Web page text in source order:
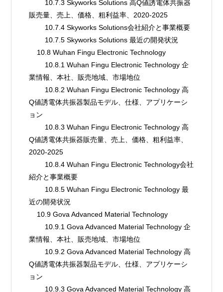
販売量、売上、価格、粗利益率、2020-2025
        10.7.4 Skyworks Solutions会社紹介と事業概要
        10.7.5 Skyworks Solutions 最近の開発状況
    10.8 Wuhan Fingu Electronic Technology
業情報、本社、販売地域、市場地位
Q値誘電体共振器製品モデル、仕様、アプリケーシ
ョン
Q値誘電体共振器販売量、売上、価格、粗利益率、
2020-2025
紹介と事業概要
近の開発状況
    10.9 Gova Advanced Material Technology
業情報、本社、販売地域、市場地位
Q値誘電体共振器製品モデル、仕様、アプリケーシ
ョン